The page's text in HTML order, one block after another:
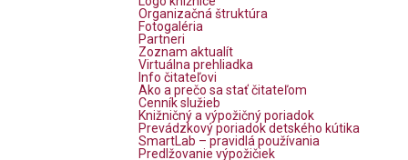
Organizačná štruktúra
Fotogaléria
Partneri
Zoznam aktualít
Virtuálna prehliadka
Info čitateľovi
Ako a prečo sa stať čitateľom
Cenník služieb
Knižničný a výpožičný poriadok
Prevádzkový poriadok detského kútika
SmartLab – pravidlá používania
Predlžovanie výpožičiek